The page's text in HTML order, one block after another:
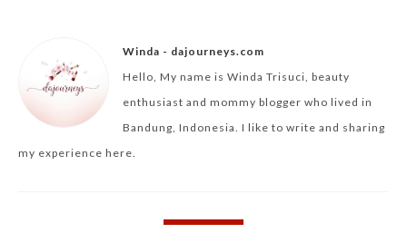
Winda - dajourneys.com
Hello, My name is Winda Trisuci, beauty
enthusiast and mommy blogger who lived in
Bandung, Indonesia. I like to write and sharing
my experience here.